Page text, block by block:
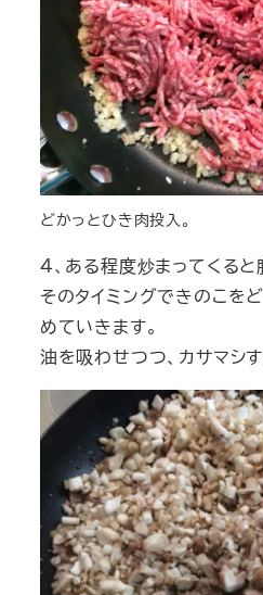
どかっとひき肉投入。
４、ある程度炒まってくると
そのタイミングできのこを
めていきます。
油を吸わせつつ、カサマシ